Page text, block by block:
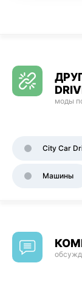
моды
City Car
Машины